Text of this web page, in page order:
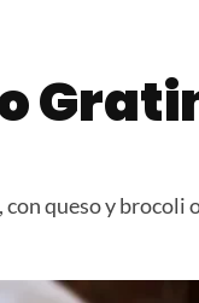
queso y brocoli